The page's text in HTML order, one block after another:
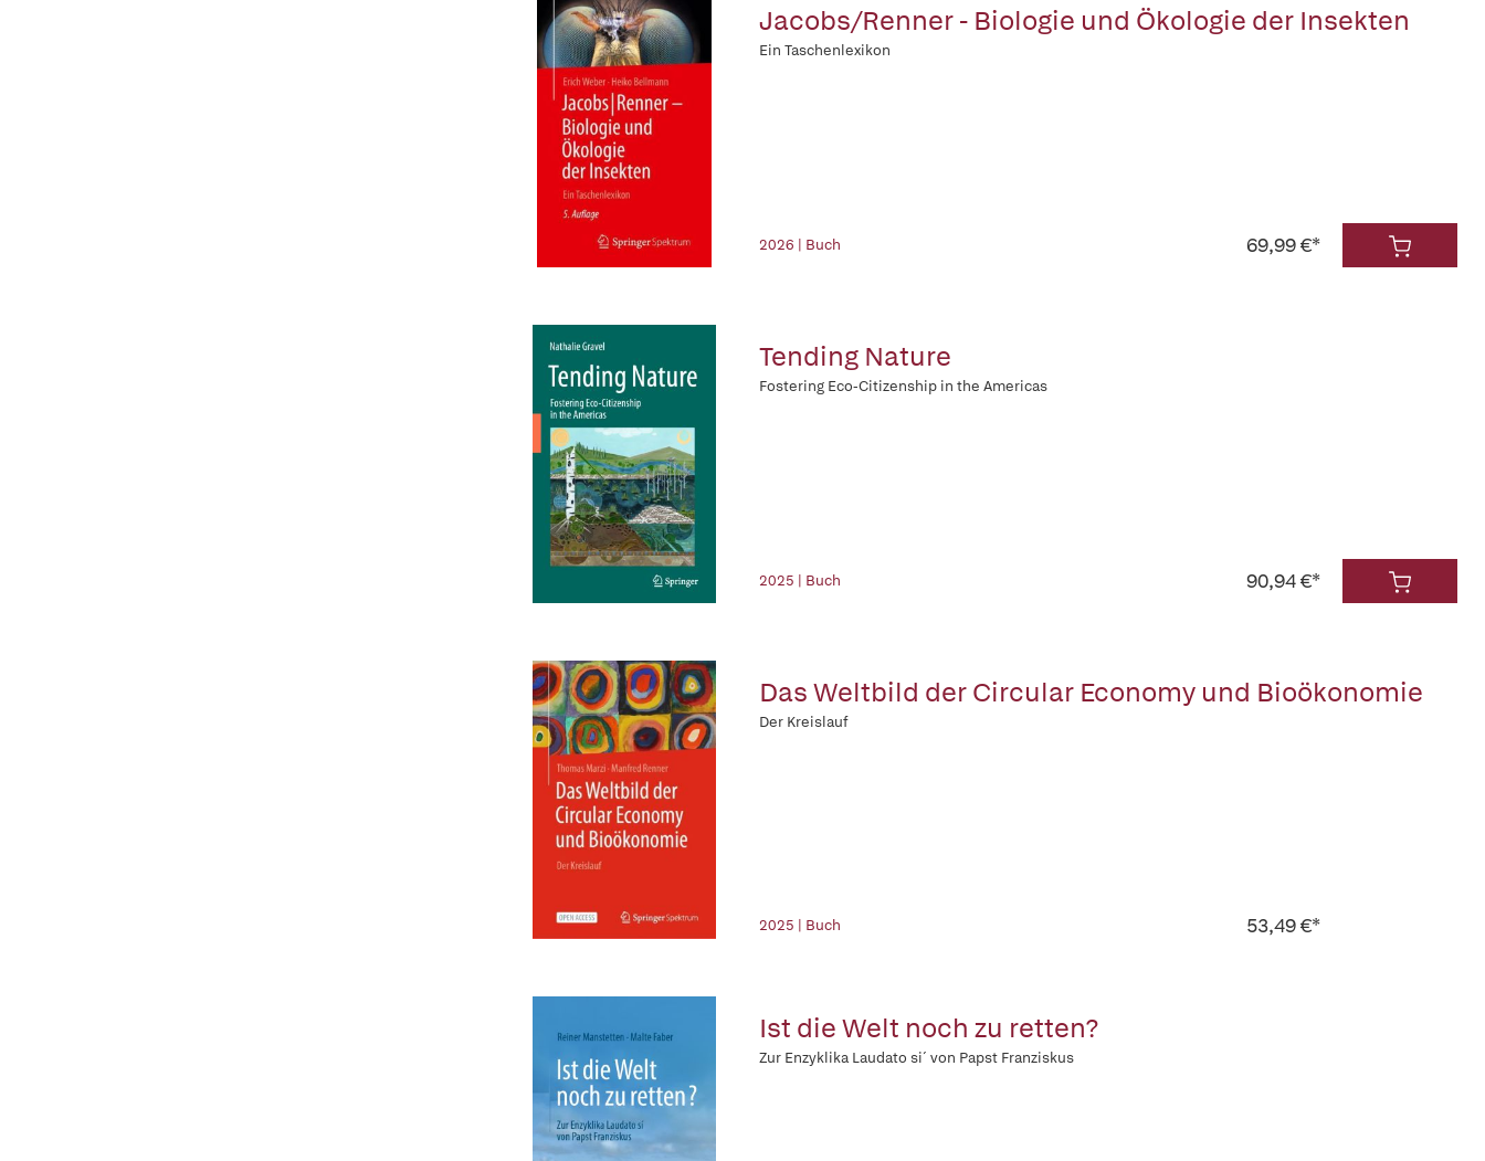
Jacobs/Renner - Biologie und Ökologie der Insekten
Ein Taschenlexikon
2026 | Buch 69,99 €*
Tending Nature
Fostering Eco-Citizenship in the Americas
2025 | Buch 90,94 €*
Das Weltbild der Circular Economy und Bioökonomie
Der Kreislauf
2025 | Buch 53,49 €*
Ist die Welt noch zu retten?
Zur Enzyklika Laudato si´ von Papst Franziskus